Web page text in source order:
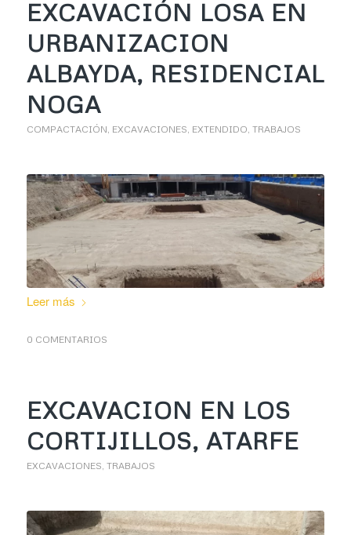
EXCAVACIÓN LOSA EN
URBANIZACION
ALBAYDA, RESIDENCIAL
NOGA
COMPACTACIÓN, EXCAVACIONES, EXTENDIDO, TRABAJOS
Leer más
0 COMENTARIOS
EXCAVACION EN LOS
CORTIJILLOS, ATARFE
EXCAVACIONES TRABAJOS